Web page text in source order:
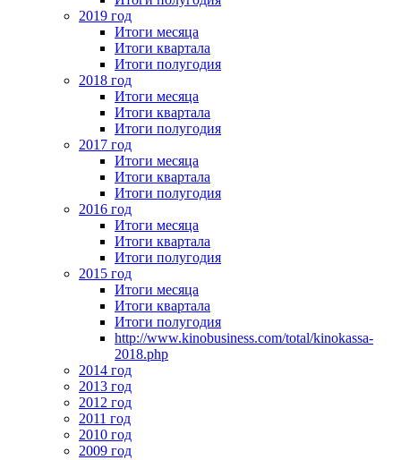
2019 год
Итоги месяца
Итоги квартала
Итоги полугодия
2018 год
Итоги месяца
Итоги квартала
Итоги полугодия
2017 год
Итоги месяца
Итоги квартала
Итоги полугодия
2016 год
Итоги месяца
Итоги квартала
Итоги полугодия
2015 год
Итоги месяца
Итоги квартала
Итоги полугодия
http://www.kinobusiness.com/total/kinokassa-
2018.php
2014 год
2013 год
2012 год
2011 год
2010 год
2009 год